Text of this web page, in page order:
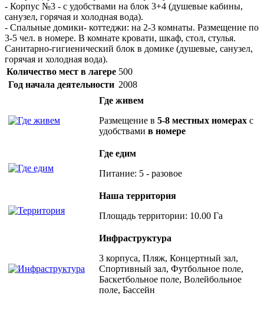
- Корпус №3 - с удобствами на блок 3+4 (душевые кабины,
санузел, горячая и холодная вода).
- Спальные домики- коттеджи: на 2-3 комнаты. Размещение по
3-5 чел. в номере. В комнате кровати, шкаф, стол, стулья.
Санитарно-гигиенический блок в домике (душевые, санузел,
горячая и холодная вода).
Количество мест в лагере 500
Год начала деятельности 2008
Где живем
Размещение в 5-8 местных номерах с
удобствами в номере
Где едим
Питание: 5 - разовое
Наша территория
Площадь территории: 10.00 Га
Инфраструктура
3 корпуса, Пляж, Концертный зал,
Спортивный зал, Футбольное поле,
Баскетбольное поле, Волейбольное
поле, Бассейн